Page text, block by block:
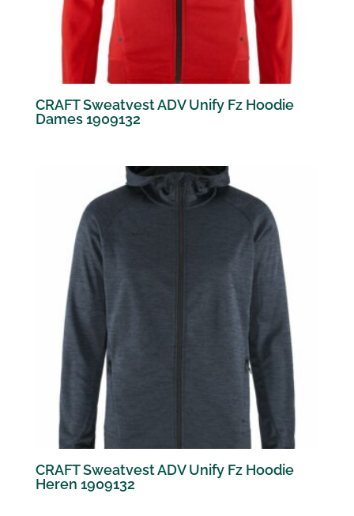
CRAFT Sweatvest ADV Unify Fz Hoodie
Dames 1909132
CRAFT Sweatvest ADV Unify Fz Hoodie
Heren 1909132